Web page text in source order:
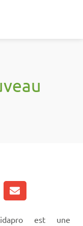
est une